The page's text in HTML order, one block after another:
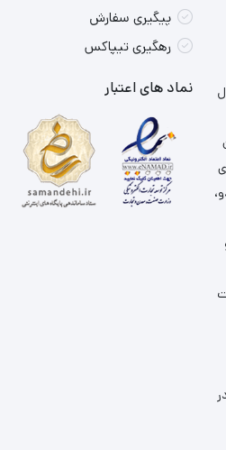
پیگیری سفارش
رهگیری تیپاکس
نماد های اعتبار